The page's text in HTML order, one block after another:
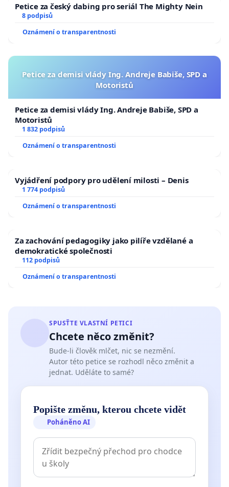
Petice za český dabing pro seriál The Mighty Nein
8 podpisů
Oznámení o transparentnosti
Petice za demisi vlády Ing. Andreje Babiše, SPD a
Motoristů
Petice za demisi vlády Ing. Andreje Babiše, SPD a
Motoristů
1 832 podpisů
Oznámení o transparentnosti
Vyjádření podpory pro udělení milosti – Denis
1 774 podpisů
Oznámení o transparentnosti
Za zachování pedagogiky jako pilíře vzdělané a
demokratické společnosti
112 podpisů
Oznámení o transparentnosti
SPUSŤTE VLASTNÍ PETICI
Chcete něco změnit?
Bude-li člověk mlčet, nic se nezmění.
Autor této petice se rozhodl něco změnit a
jednat. Uděláte to samé?
Popište změnu, kterou chcete vidět
Poháněno AI